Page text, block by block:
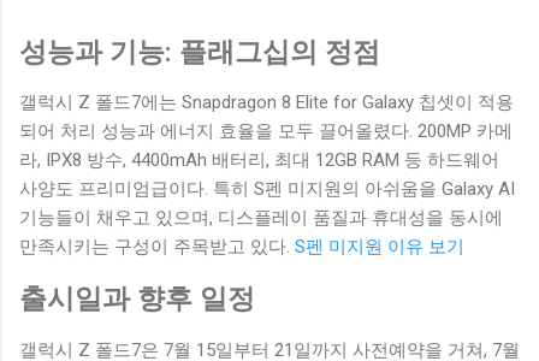
성능과 기능: 플래그십의 정점
갤럭시 Z 폴드7에는 Snapdragon 8 Elite for Galaxy 칩셋이 적용
되어 처리 성능과 에너지 효율을 모두 끌어올렸다. 200MP 카메
라, IPX8 방수, 4400mAh 배터리, 최대 12GB RAM 등 하드웨어
사양도 프리미엄급이다. 특히 S펜 미지원의 아쉬움을 Galaxy AI
기능들이 채우고 있으며, 디스플레이 품질과 휴대성을 동시에
만족시키는 구성이 주목받고 있다. S펜 미지원 이유 보기
출시일과 향후 일정
갤럭시 Z 폴드7은 7월 15일부터 21일까지 사전예약을 거쳐, 7월